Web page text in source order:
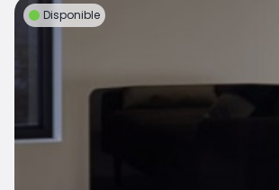
Disponible